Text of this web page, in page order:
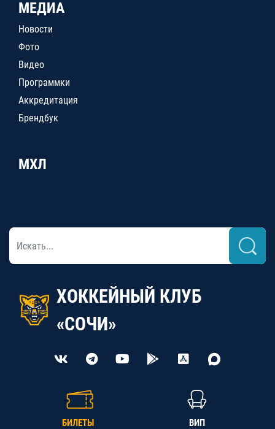
МЕДИА
Новости
Фото
Видео
Программки
Аккредитация
Брендбук
МХЛ
ХОККЕЙНЫЙ КЛУБ
«СОЧИ»
БИЛЕТЫ ВИП